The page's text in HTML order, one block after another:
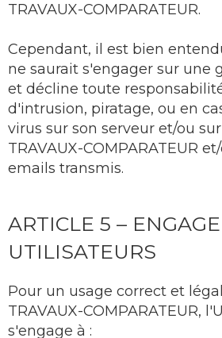
TRAVAUX-COMPARATEUR.
Cependant, il est bien
ne saurait s'engager sur une
et décline toute
d'intrusion, piratage, ou en
virus sur son serveur et/ou
TRAVAUX-COMPARATEUR
emails transmis.
ARTICLE 5 –
UTILISATEURS
Pour un usage correct et
TRAVAUX-COMPARATEUR,
s'engage à :